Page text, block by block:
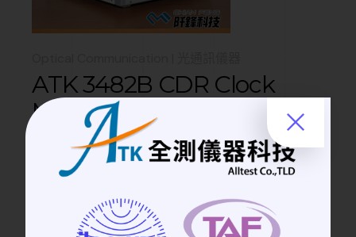
ATK 3482B CDR Clock
Module CDR 時鐘模塊